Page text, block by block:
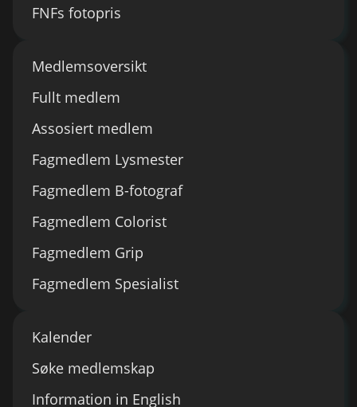
FNFs fotopris
Medlemsoversikt
Fullt medlem
Assosiert medlem
Fagmedlem Lysmester
Fagmedlem B-fotograf
Fagmedlem Colorist
Fagmedlem Grip
Fagmedlem Spesialist
Kalender
Søke medlemskap
Information in English